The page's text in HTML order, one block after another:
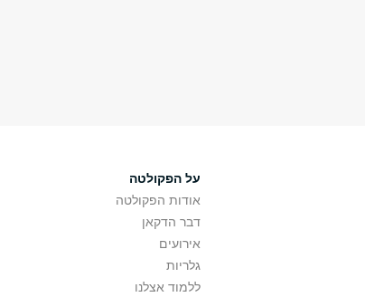
על הפקולטה
אודות הפקולטה
דבר הדקאן
אירועים
גלריות
ללמוד אצלנו